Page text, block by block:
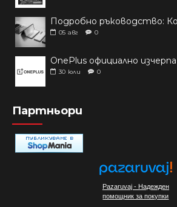
05 авг 0
30 юли 0
Партньори
Pazaruvaj - Надежден
помощник за покупки